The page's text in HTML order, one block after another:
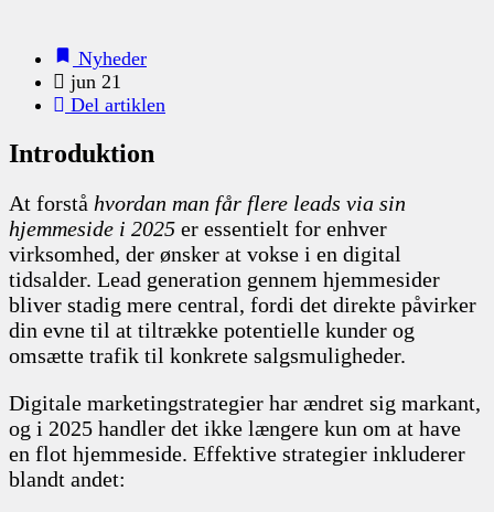
Nyheder
jun 21
Del artiklen
Introduktion
At forstå hvordan man får flere leads via sin
hjemmeside i 2025 er essentielt for enhver
virksomhed, der ønsker at vokse i en digital
tidsalder. Lead generation gennem hjemmesider
bliver stadig mere central, fordi det direkte påvirker
din evne til at tiltrække potentielle kunder og
omsætte trafik til konkrete salgsmuligheder.
Digitale marketingstrategier har ændret sig markant,
og i 2025 handler det ikke længere kun om at have
en flot hjemmeside. Effektive strategier inkluderer
blandt andet: